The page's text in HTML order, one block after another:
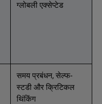
ग्लोबली एक्सेप्टेड
समय प्रबंधन, सेल्फ-
स्टडी और क्रिटिकल
थिंकिंग